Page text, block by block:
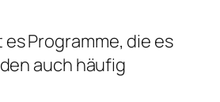
Programme, die es
auch häufig